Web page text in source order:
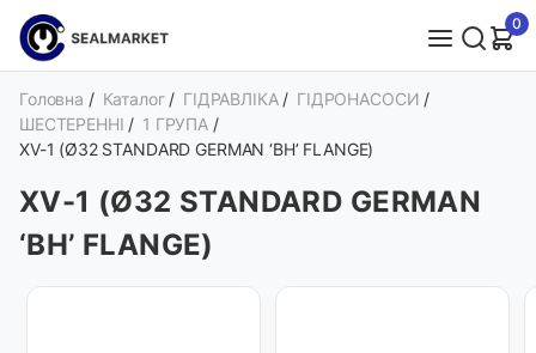
0
Головна / Каталог / ГІДРАВЛІКА / ГІДРОНАСОСИ /
ШЕСТЕРЕННІ / 1 ГРУПА /
XV-1 (Ø32 STANDARD GERMAN ‘BH’ FLANGE)
XV-1 (Ø32 STANDARD GERMAN
‘BH’ FLANGE)